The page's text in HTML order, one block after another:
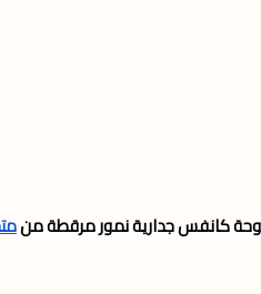
كانفس جدارية نمور مرقطة من